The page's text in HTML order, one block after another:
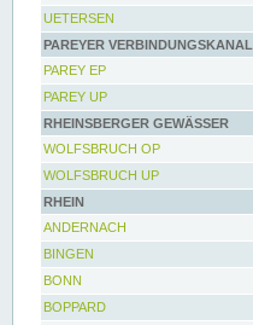
UETERSEN
PAREYER VERBINDUNGSKANAL
PAREY EP
PAREY UP
RHEINSBERGER GEWÄSSER
WOLFSBRUCH OP
WOLFSBRUCH UP
RHEIN
ANDERNACH
BINGEN
BONN
BOPPARD